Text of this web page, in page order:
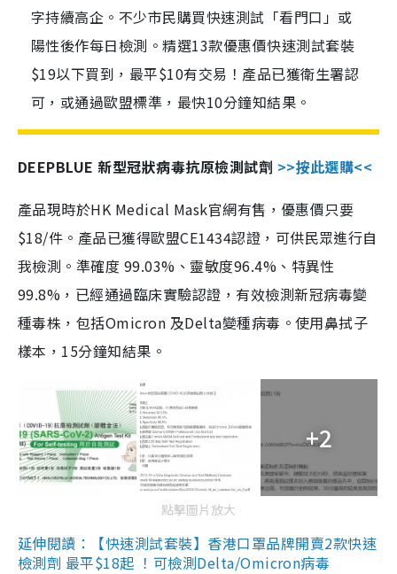
字持續高企。不少市民購買快速測試「看門口」或
陽性後作每日檢測。精選13款優惠價快速測試套裝
$19以下買到，最平$10有交易！產品已獲衛生署認
可，或通過歐盟標準，最快10分鐘知結果。
DEEPBLUE 新型冠狀病毒抗原檢測試劑 >>按此選購<<
產品現時於HK Medical Mask官網有售，優惠價只要
$18/件。產品已獲得歐盟CE1434認證，可供民眾進行自
我檢測。準確度 99.03%、靈敏度96.4%、特異性
99.8%，已經通過臨床實驗認證，有效檢測新冠病毒變
種毒株，包括Omicron 及Delta變種病毒。使用鼻拭子
樣本，15分鐘知結果。
+2
點擊圖片放大
延伸閱讀：【快速測試套裝】香港口罩品牌開賣2款快速
檢測劑 最平$18起 ！可檢測Delta/Omicron病毒